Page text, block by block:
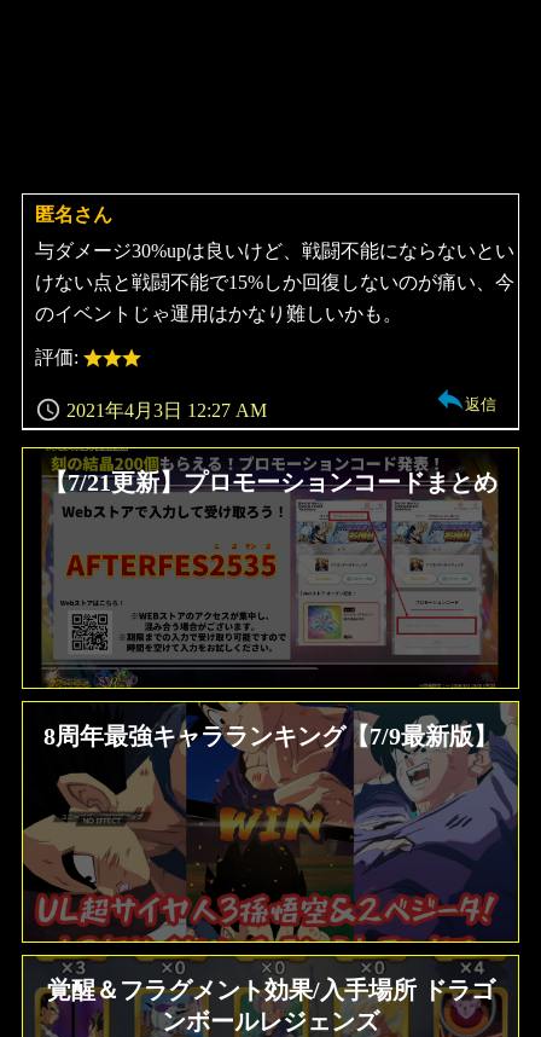
匿名さん
よ
り:
2021年4月3日 12:27 AM
与ダメージ30%upは良いけど、戦闘不能にならないとい
けない点と戦闘不能で15%しか回復しないのが痛い、今
のイベントじゃ運用はかなり難しいかも。
評価:
返信
【7/21更新】プロモーションコードまとめ
8周年最強キャラランキング【7/9最新版】
覚醒＆フラグメント効果/入手場所 ドラゴ
ンボールレジェンズ